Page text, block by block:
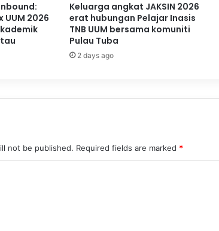
UUM 2026
Keluarga angkat JAKSIN 2026
erat hubungan Pelajar Inasis
TNB UUM bersama komuniti
Pulau Tuba
2 days ago
not be published. Required fields are marked *